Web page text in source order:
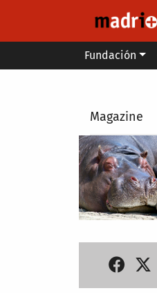
Main menu
Fundación
Magazine